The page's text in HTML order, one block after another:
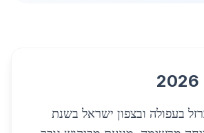
בעפולה ובצפון ישראל בשנת